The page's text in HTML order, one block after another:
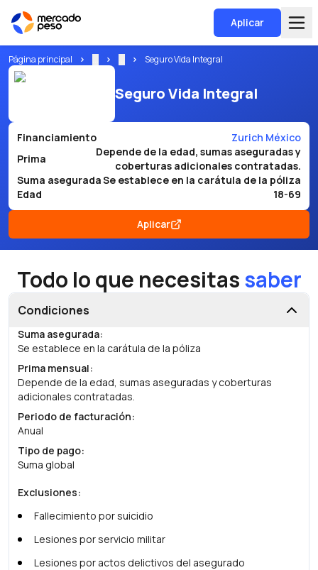
Aplicar
Página principal Seguro Vida Integral
Seguro Vida Integral
Financiamiento
Zurich México
Prima
Depende de la edad, sumas aseguradas y
coberturas adicionales contratadas.
Suma aseguradaSe establece en la carátula de la póliza
Edad
18-69
Aplicar
Todo lo que necesitassaber
Condiciones
Suma asegurada:
Se establece en la carátula de la póliza
Prima mensual:
Depende de la edad, sumas aseguradas y coberturas
adicionales contratadas.
Periodo de facturación:
Anual
Tipo de pago:
Suma global
Exclusiones:
Fallecimiento por suicidio
Lesiones por servicio militar
Lesiones por actos delictivos del asegurado